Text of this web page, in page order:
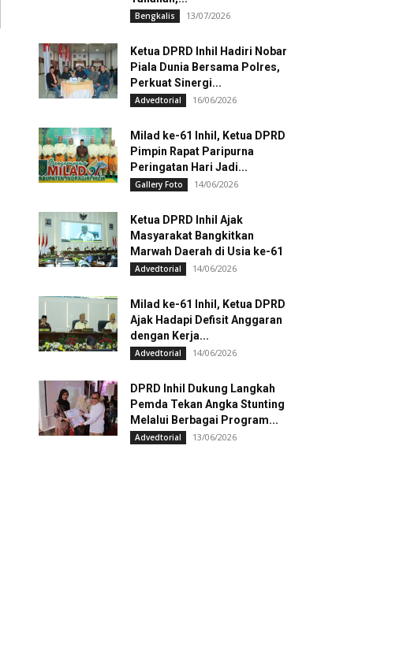
Bengkalis 13/07/2026
Ketua DPRD Inhil Hadiri Nobar
Piala Dunia Bersama Polres,
Perkuat Sinergi...
Advedtorial 16/06/2026
Milad ke-61 Inhil, Ketua DPRD
Pimpin Rapat Paripurna
Peringatan Hari Jadi...
Gallery Foto 14/06/2026
Ketua DPRD Inhil Ajak
Masyarakat Bangkitkan
Marwah Daerah di Usia ke-61
Advedtorial 14/06/2026
Milad ke-61 Inhil, Ketua DPRD
Ajak Hadapi Defisit Anggaran
dengan Kerja...
Advedtorial 14/06/2026
DPRD Inhil Dukung Langkah
Pemda Tekan Angka Stunting
Melalui Berbagai Program...
Advedtorial 13/06/2026